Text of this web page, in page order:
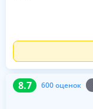
8.7 600 оценок
8.7 600 оценок